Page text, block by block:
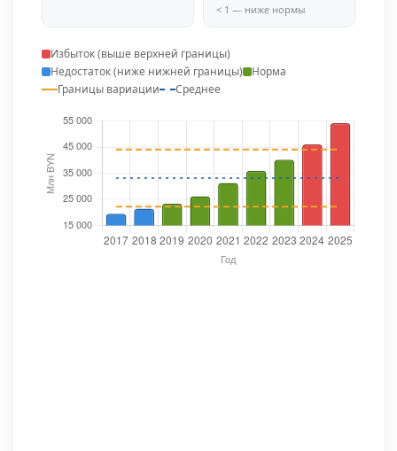
< 1 — ниже нормы
Избыток (выше верхней границы)
Недостаток (ниже нижней границы)
Норма
Границы вариации
Среднее